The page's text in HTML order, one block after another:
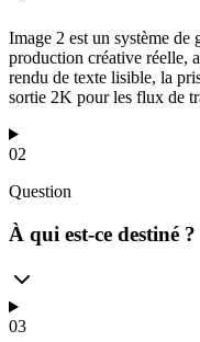
Image 2 est un système de
production créative réelle,
rendu de texte lisible, la
sortie 2K pour les flux de
02
Question
À qui est-ce destiné ?
03